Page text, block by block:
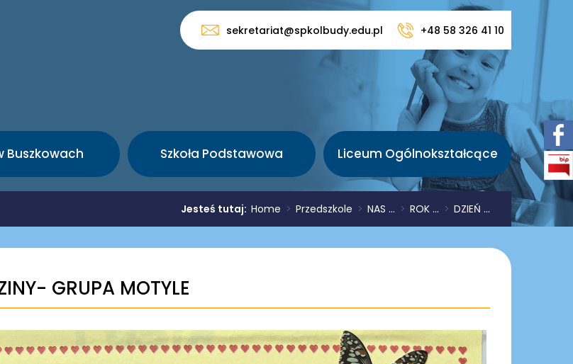
sekretariat@spkolbudy.edu.pl +48 58 326 41 10
Buszkowach Szkoła Podstawowa Liceum Ogólnokształcące
Jesteś tutaj: Home > Przedszkole > NAS ... > ROK ... > DZIEŃ ...
GRUPA MOTYLE